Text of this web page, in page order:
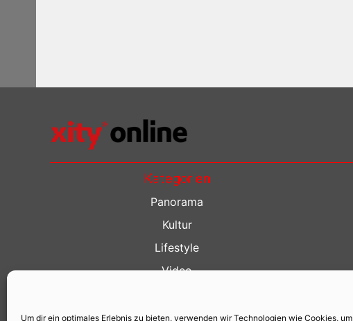
Um dir ein optimales Erlebnis zu bieten, verwenden wir Technologien wie Cookies, um
Kategorien
Panorama
Kultur
Lifestyle
Video
Kino Guide